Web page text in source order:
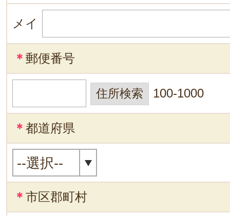
メイ
＊ 郵便番号
100-1000
＊ 都道府県
＊ 市区郡町村